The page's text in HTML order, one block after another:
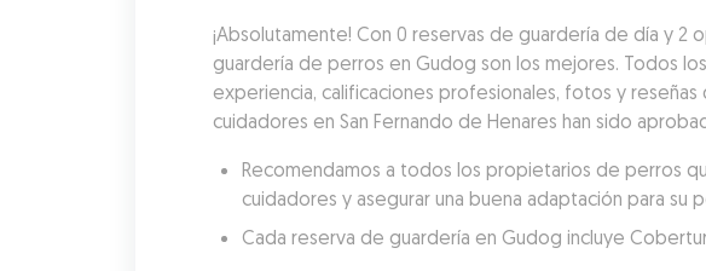
¡Absolutamente! Con 0 reservas de guardería de día y
guardería de perros en Gudog son los mejores. Todos
experiencia, calificaciones profesionales, fotos y
cuidadores en San Fernando de Henares han sido
Recomendamos a todos los propietarios de perros
cuidadores y asegurar una buena adaptación para su
Cada reserva de guardería en Gudog incluye